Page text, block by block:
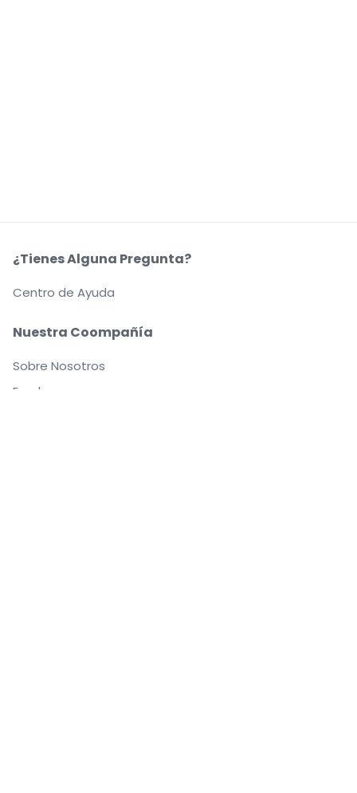
Nuestra Coompañía
Sobre Nosotros
Empleo
¿Tienes Alguna Pregunta?
Centro de Ayuda